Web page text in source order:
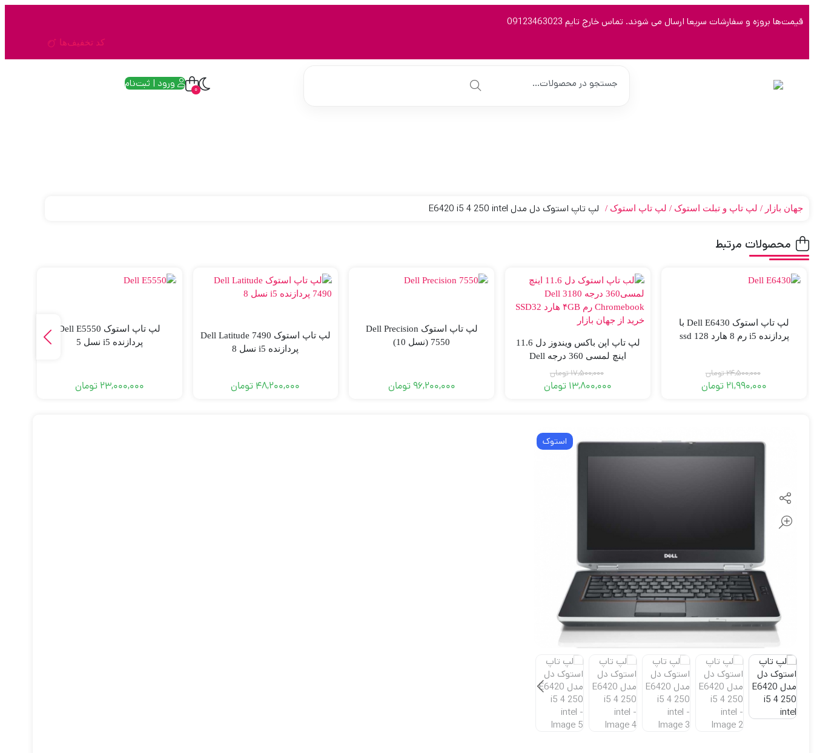
قیمت‌ها بروزه و سفارشات سریعا ارسال می شوند. تماس خارج تایم 09123463023
کد تخفیف‌ها
0
ورود | ثبت‌نام
جهان بازار لپ تاپ و تبلت استوک لپ تاپ استوک لپ تاپ استوک دل مدل E6420 i5 4 250 intel
محصولات مرتبط
لپ تاپ استوک Dell E6430 با
پردازنده i5 رم 8 هارد 128 ssd
24,500,000تومان
21,990,000 تومان
لپ تاپ اپن باکس ویندوز دل 11.6
اینچ لمسی 360 درجه Dell
Chromebook 3100-4-32gb
17,500,000تومان
13,800,000 تومان
لپ تاپ استوک Dell Precision
7550 (نسل 10)
96,200,000تومان
لپ تاپ استوک Dell Latitude 7490
پردازنده i5 نسل 8
48,200,000 تومان
لپ تاپ استوک Dell E5550
پردازنده i5 نسل 5
23,000,000 تومان
استوک